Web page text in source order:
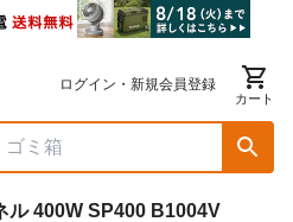
ログイン・新規会員登録
カート
ル 400W SP400 B1004V